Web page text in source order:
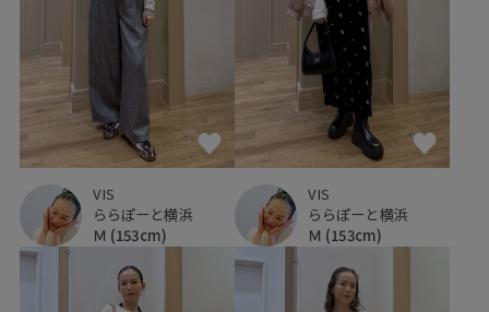
VIS
ららぽーと横浜
Ｍ (153cm)
VIS
ららぽーと横浜
Ｍ (153cm)